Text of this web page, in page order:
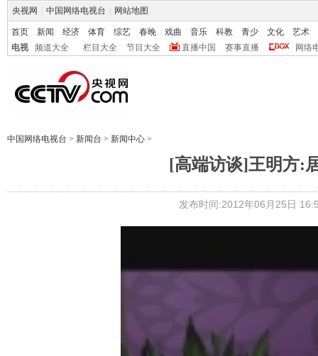
央视网 中国网络电视台 网站地图
首页 新闻 经济 体育 综艺 春晚 戏曲 音乐 科教 青少 文化
艺术
电视
频道大全 栏目大全 节目大全 直播中国 赛事直播 网络
中国网络电视台 > 新闻台 > 新闻中心 >
[高端访谈]王明方:
发布时间:2012年06月25日